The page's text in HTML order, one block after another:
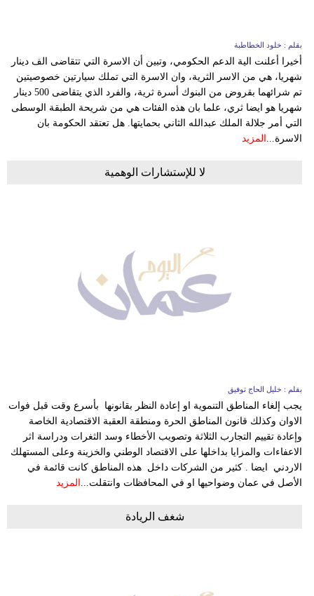
بقلم : خلود الخطاطبة
أخيرا أعلنت الية الدعم الحكومي، وتبين أن الاسرة التي تتقاضى الف دينار
شهريا، هي من الاسر الثرية، وان الاسرة التي تملك سيارتين خصوصيتين
تم شرائهما بقروض من البنوك أسرة ثرية، والفرد الذي يتقاضى 500 دينار
شهريا هو ايضا ثري، علما بان هذه الفئات هي من شريحة الطبقة الوسطى
التي أمر جلالة الملك عبدالله الثاني بحمايتها. هل تعتقد الحكومة بان
الاسرة... المزيد
لا للإستشارات الوهمية
بقلم : خليل الحاج توفيق
يجب إلغاء المناطق التنموية او إعادة النظر بقانونها بأسرع وقت قبل فوات
الاوان وكذلك قانون المناطق الحرة ومنطقة العقبة الاقتصادية الخاصة
وإعادة تقييم التجارب الثلاثة وتصويب الأخطاء وسد الثغرات ودراسة اثر
الاعفاءات والمزايا بداخلها على الاقتصاد الوطني والخزينة وعلى المستهلك
الاردني ايضا . كثير من الشركات داخل هذه المناطق كانت قائمة في
الأصل في عمان وضواحيها او في المحافظات وانتقلت... المزيد
شغف الريادة